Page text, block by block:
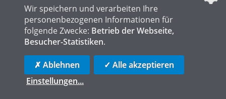
FAQ
DATENSCHUTZEINSTELLUNGEN
HOME OF LOGISTICS
Wir speichern und verarbeiten Ihre
personenbezogenen Informationen für
folgende Zwecke: Betrieb der Webseite,
Besucher-Statistiken.
✗ Ablehnen
✓ Alle akzeptieren
Einstellungen...